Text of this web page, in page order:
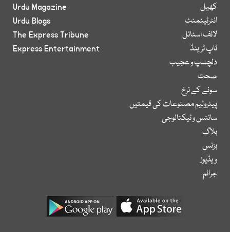
کھیل
انٹرٹینمنٹ
لائف اسٹائل
ٹاپ ٹرینڈ
دلچسپ و عجیب
صحت
سونے کے نرخ
پیٹرولیم مصنوعات کی قیمتیں
سائنس و ٹیکنالوجی
بلاگ
بزنس
ویڈیوز
جرائم
Urdu Magazine
Urdu Blogs
The Express Tribune
Express Entertainment